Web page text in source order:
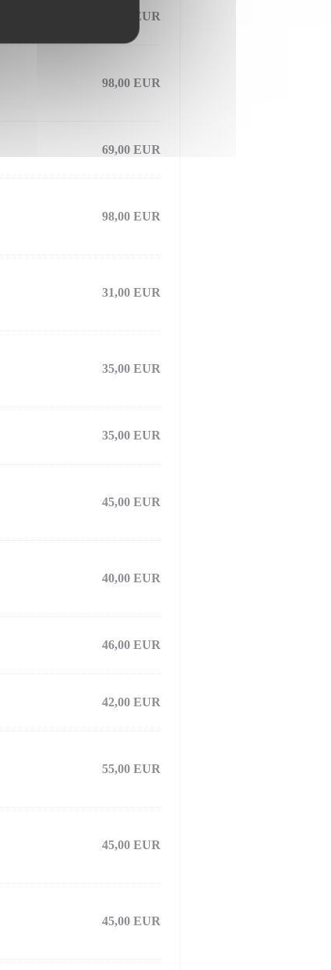
45,00 EUR
98,00 EUR
69,00 EUR
98,00 EUR
31,00 EUR
35,00 EUR
35,00 EUR
45,00 EUR
40,00 EUR
46,00 EUR
42,00 EUR
55,00 EUR
45,00 EUR
45,00 EUR